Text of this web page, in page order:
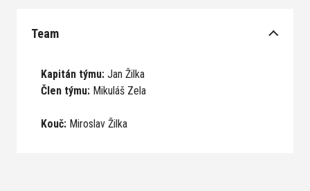
Team
Kapitán týmu: Jan Žilka
Člen týmu: Mikuláš Zela
Kouč: Miroslav Žilka